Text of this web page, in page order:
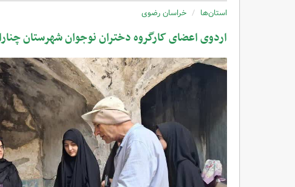
استان‌ها خراسان رضوی
اردوی اعضای کارگروه دختران نوجوان شهرستان